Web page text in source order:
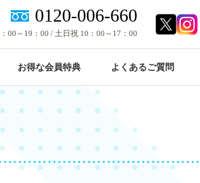
0120-006-660
00～19：00 / 土日祝 10：00～17：00
重たい布団は宅配が便利！
布団クリーニングプラン 衣類・
お得な会員特典 よくあるご質問
×